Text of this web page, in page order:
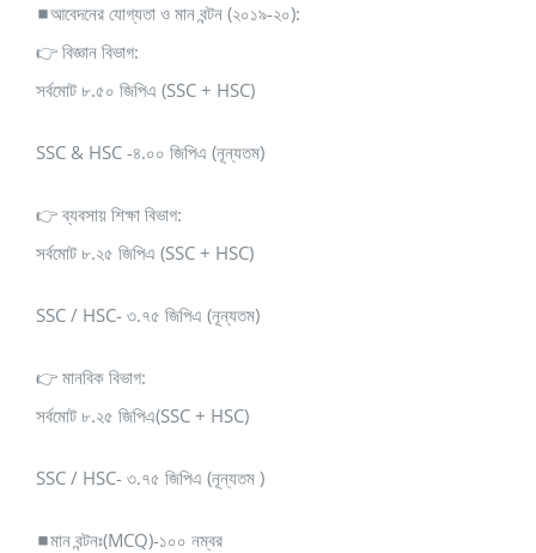
◼আবেদনের যোগ্যতা ও মান বন্টন (২০১৯-২০):
👉 বিজ্ঞান বিভাগ:
সর্বমোট ৮.৫০ জিপিএ (SSC + HSC)
SSC & HSC -৪.০০ জিপিএ (নূন্যতম)
👉 ব্যবসায় শিক্ষা বিভাগ:
সর্বমোট ৮.২৫ জিপিএ (SSC + HSC)
SSC / HSC- ৩.৭৫ জিপিএ (নূন্যতম)
👉 মানবিক বিভাগ:
সর্বমোট ৮.২৫ জিপিএ(SSC + HSC)
SSC / HSC- ৩.৭৫ জিপিএ (নূন্যতম )
◼মান বন্টনঃ(MCQ)-১০০ নম্বর